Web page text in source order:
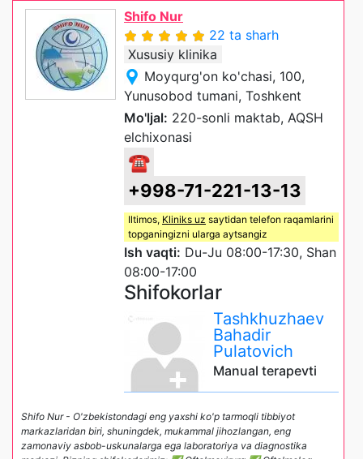
Shifo Nur
22 ta sharh
Xususiy klinika
Moyqurg'on ko'chasi, 100,
Yunusobod tumani, Toshkent
Mo'ljal: 220-sonli maktab, AQSH
elchixonasi
☎
+998-71-221-13-13
Iltimos, Kliniks uz saytidan telefon raqamlarini
topganingizni ularga aytsangiz
Ish vaqti: Du-Ju 08:00-17:30, Shan
08:00-17:00
Shifokorlar
Tashkhuzhaev
Bahadir
Pulatovich
Manual terapevti
Shifo Nur - O'zbekistondagi eng yaxshi ko'p tarmoqli tibbiyot
markazlaridan biri, shuningdek, mukammal jihozlangan, eng
zamonaviy asbob-uskunalarga ega laboratoriya va diagnostika